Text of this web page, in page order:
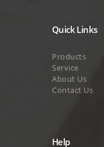
Quick Links
Products
Service
About Us
Contact Us
Help